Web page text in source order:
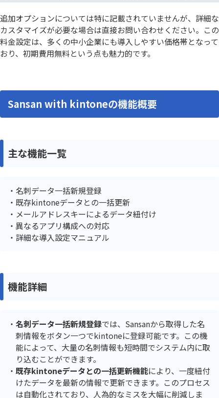
追加オプションについては特に記載されていませんが、詳細な
カスタマイズが必要な場合は直接お問い合わせください。この
料金設定は、多くの中小企業にも導入しやすい価格帯となって
おり、初期費用無料という点も魅力的です。
Sansan with kintoneの機能概要
主な機能一覧
名刺データ一括新規登録
既存kintoneデータとの一括更新
メールアドレスキーによるデータ紐付け
異なるアプリ構成への対応
詳細な導入設定マニュアル
機能詳細
名刺データ一括新規登録では、Sansanから取得した名
刺情報をボタン一つでkintoneに登録可能です。この機
能によって、大量の名刺情報も短時間でシステム内に取
り込むことができます。
既存kintoneデータとの一括更新機能により、一度紐付
けたデータを最新の情報で更新できます。このプロセス
は自動化されており、人為的なミスを大幅に削減しま